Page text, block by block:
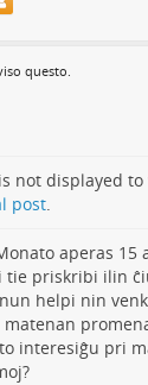
questo.
not displayed to
post.
aperas 15
tie priskribi ilin
helpi nin
interesiĝu pri